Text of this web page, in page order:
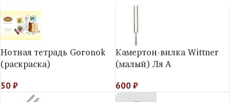
Нотная тетрадь Goronok
(раскраска)
50₽
Камертон-вилка Wittner
(малый) Ля A
600₽